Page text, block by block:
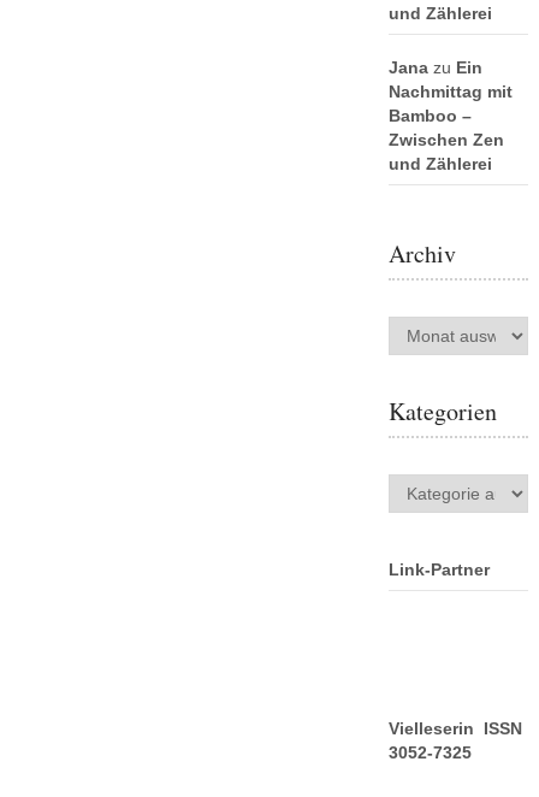
und Zählerei
Janazu Ein
Nachmittag mit
Bamboo –
Zwischen Zen
und Zählerei
Archiv
Archiv
Kategorien
Kategorien
Link-Partner
Vielleserin ISSN
3052-7325